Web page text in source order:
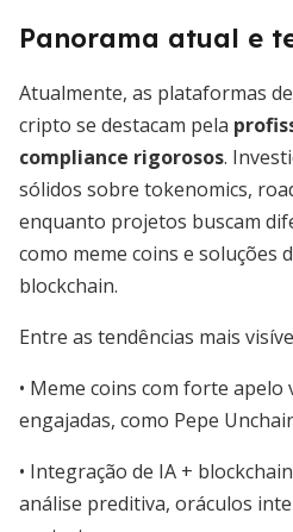
Panorama atual e
Atualmente, as plataformas
cripto se destacam pela
compliance rigorosos.
sólidos sobre tokenomics,
enquanto projetos buscam
como meme coins e soluções
blockchain.
Entre as tendências mais
• Meme coins com forte apelo
engajadas, como Pepe
• Integração de IA +
análise preditiva, oráculos